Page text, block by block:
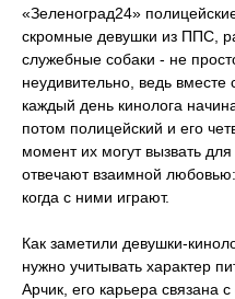
«Зеленоград24»
скромные девушки из ППС,
служебные собаки - не
неудивительно, ведь
каждый день кинолога
потом полицейский и его
момент их могут вызвать
отвечают взаимной
когда с ними играют.
Как заметили девушки-
нужно учитывать характер
Арчик, его карьера связана